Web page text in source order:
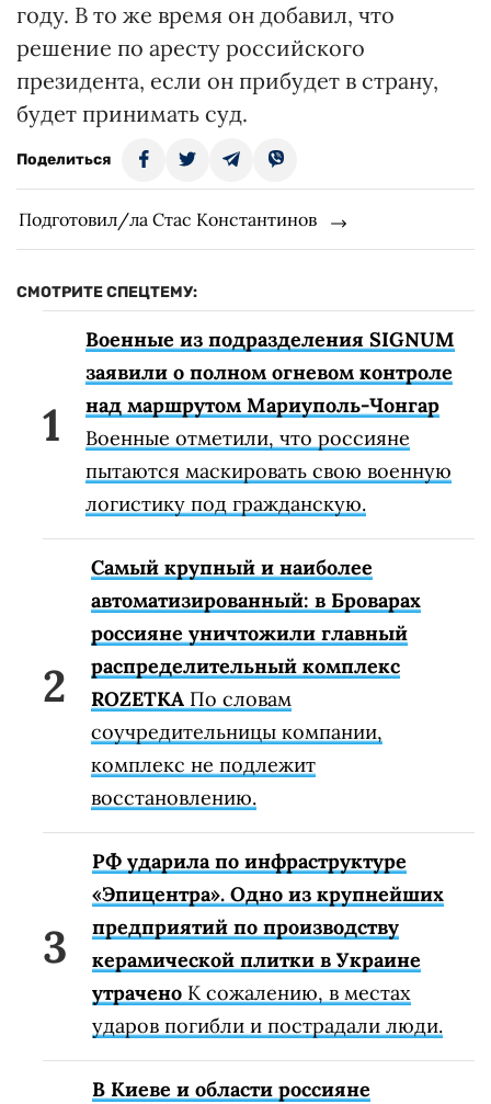
году. В то же время он добавил, что
решение по аресту российского
президента, если он прибудет в страну,
будет принимать суд.
Поделиться
Подготовил/ла Стас Константинов
СМОТРИТЕ СПЕЦТЕМУ:
Военные из подразделения SIGNUM
заявили о полном огневом контроле
над маршрутом Мариуполь-Чонгар
Военные отметили, что россияне
пытаются маскировать свою военную
логистику под гражданскую.
Самый крупный и наиболее
автоматизированный: в Броварах
россияне уничтожили главный
распределительный комплекс
ROZETKA По словам
соучредительницы компании,
комплекс не подлежит
восстановлению.
РФ ударила по инфраструктуре
«Эпицентра». Одно из крупнейших
предприятий по производству
керамической плитки в Украине
утрачено К сожалению, в местах
ударов погибли и пострадали люди.
В Киеве и области россияне